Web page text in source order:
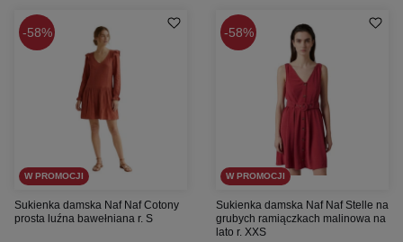
58%
W PROMOCJI
Sukienka damska Naf Naf Cotony
prosta luźna bawełniana r. S
58%
W PROMOCJI
Sukienka damska Naf Naf Stelle na
grubych ramiączkach malinowa na
lato r. XXS